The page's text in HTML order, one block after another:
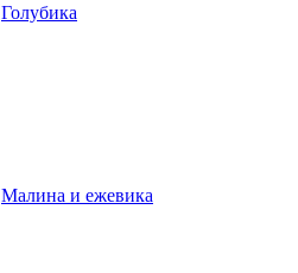
Голубика
Малина и ежевика